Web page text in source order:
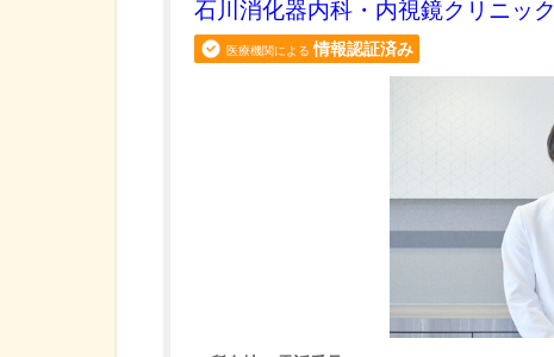
石川消化器内科・内視鏡クリニック
医療機関による 情報認証済み